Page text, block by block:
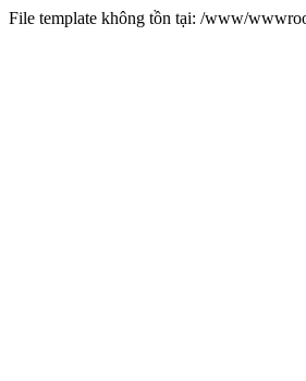
File template không tồn tại: /www/